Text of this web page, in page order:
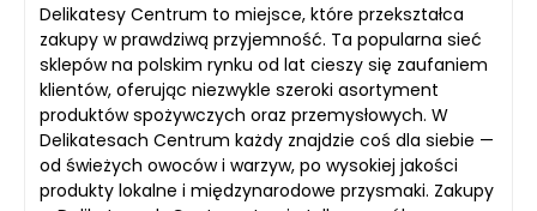
Delikatesy Centrum to miejsce, które przekształca
zakupy w prawdziwą przyjemność. Ta popularna sieć
sklepów na polskim rynku od lat cieszy się zaufaniem
klientów, oferując niezwykle szeroki asortyment
produktów spożywczych oraz przemysłowych. W
Delikatesach Centrum każdy znajdzie coś dla siebie —
od świeżych owoców i warzyw, po wysokiej jakości
produkty lokalne i międzynarodowe przysmaki. Zakupy